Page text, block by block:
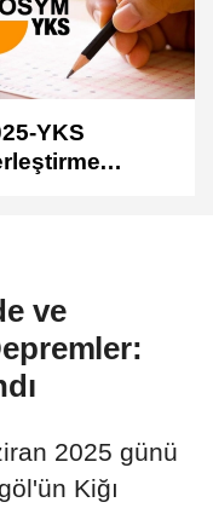
DGS Sınav
ve
2025 günü
Kiğı